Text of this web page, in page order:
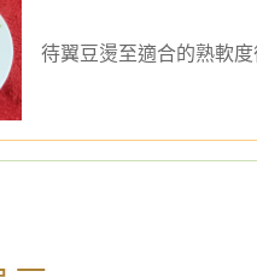
待翼豆燙至適合的熟軟